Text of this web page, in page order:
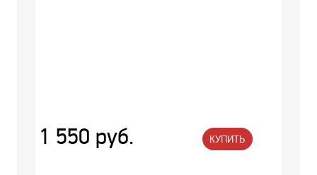
1 550 руб. КУПИТЬ